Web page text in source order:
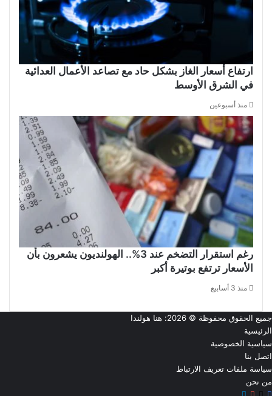
ارتفاع أسعار الغاز بشكل حاد مع تصاعد الأعمال العدائية
في الشرق الأوسط
منذ أسبوعين
رغم استقرار التضخم عند 3%.. الهولنديون يشعرون بأن
الأسعار ترتفع بوتيرة أكبر
منذ 3 أسابيع
جميع الحقوق محفوظة © 2026:
هنا هولندا
الرئيسية
سياسية الخصوصية
اتصل بنا
سياسة ملفات تعريف الارتباط
من نحن